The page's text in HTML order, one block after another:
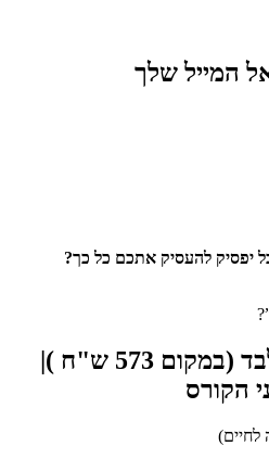
אל המייל שלך
יפסיק להעסיק אתכם כל כך?
עכשיו ב 283 ש"ח בלבד (במקום 573 ש"ח )|
הקורס
לחיים)